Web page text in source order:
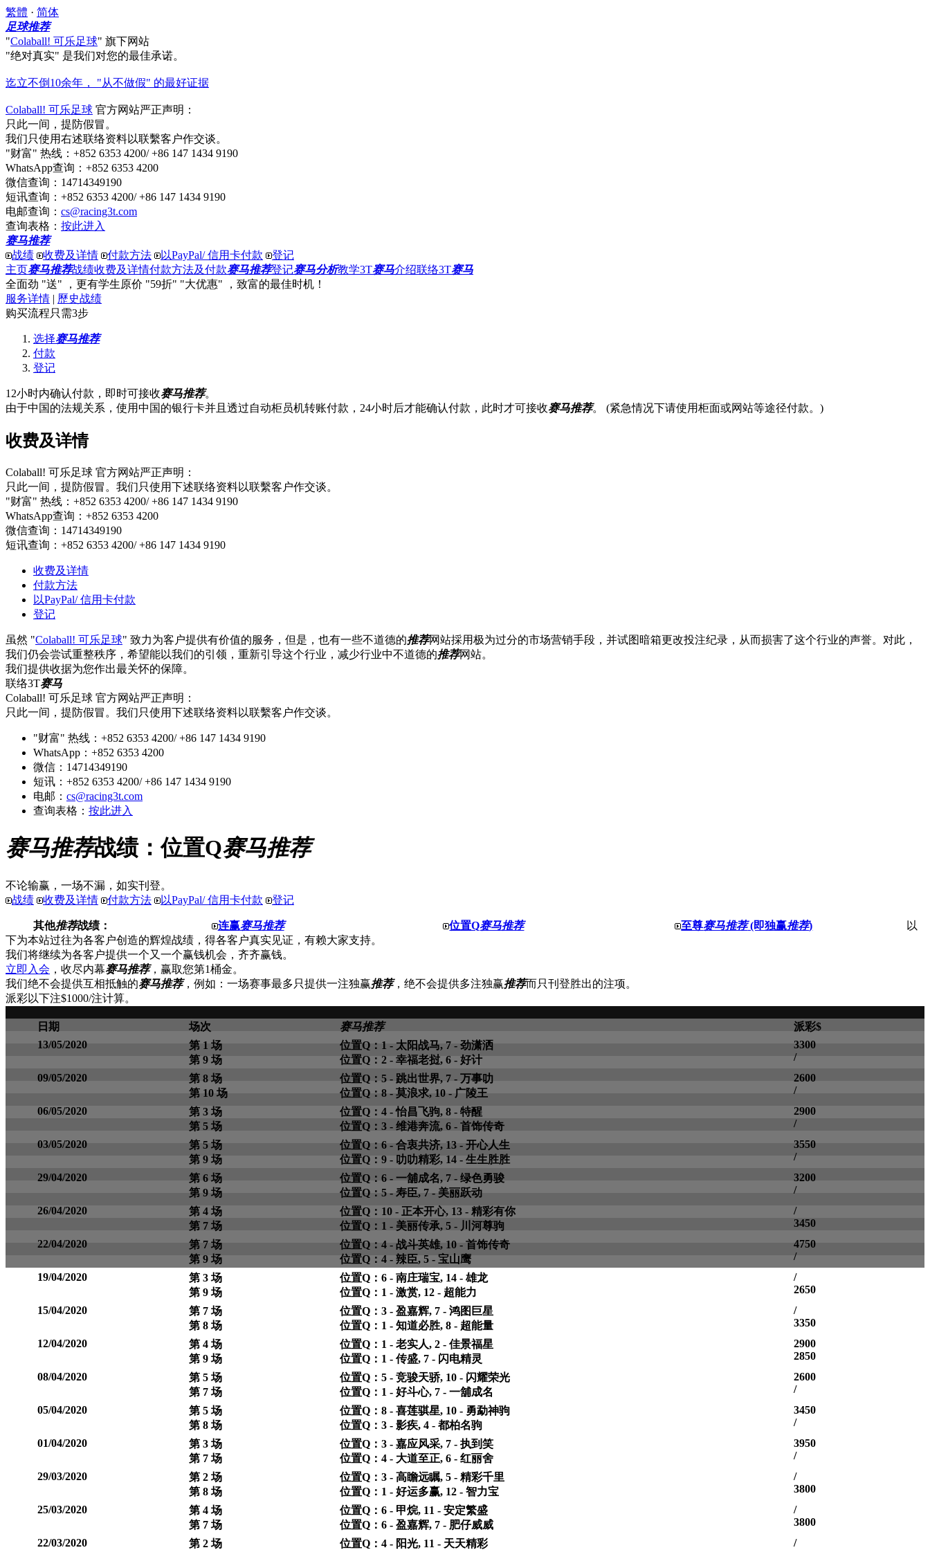
繁體 · 简体
足球推荐
"Colaball! 可乐足球" 旗下网站
"绝对真实" 是我们对您的最佳承诺。
迄立不倒10余年， "从不做假" 的最好证据
Colaball! 可乐足球 官方网站严正声明：
只此一间，提防假冒。
我们只使用右述联络资料以联繫客户作交谈。
"财富" 热线 ：+852 6353 4200/ +86 147 1434 9190
WhatsApp查询 ：+852 6353 4200
微信查询 ：14714349190
短讯查询 ：+852 6353 4200/ +86 147 1434 9190
电邮查询 ： cs@racing3t.com
查询表格 ： 按此进入
赛马推荐
战绩
收费及详情 付款方法 以PayPal/ 信用卡付款
登记
主页赛马推荐战绩收费及详情付款方法及付款赛马推荐登记赛马分析教学3T赛马介绍联络3T赛马
全面劲 "送"
，更有学生原价 "59折" "大优惠" ， 致富的最佳时机！
服务详情 | 歷史战绩
购买流程只需3步
选择赛马推荐
付款
登记
12小时内确认付款，即时可接收赛马推荐。
由于中国的法规关系，使用中国的银行卡并且透过自动柜员机转账付款，24小时后才能确认付款，此时才可接收赛马推荐。 (紧急情况下请使用柜面或网站等途径付款。)
收费及详情
Colaball! 可乐足球 官方网站严正声明：
只此一间，提防假冒。我们只使用下述联络资料以联繫客户作交谈。
"财富" 热线：+852 6353 4200/ +86 147 1434 9190
WhatsApp查询：+852 6353 4200
微信查询：14714349190
短讯查询：+852 6353 4200/ +86 147 1434 9190
收费及详情
付款方法
以PayPal/ 信用卡付款
登记
虽然 "Colaball! 可乐足球" 致力为客户提供有价值的服务，但是，也有一些不道德的推荐网站採用极为过分的市场营销手段，并试图暗箱更改投注纪录，从而损害了这个行业的声誉。对此，
我们仍会尝试重整秩序，希望能以我们的引领，重新引导这个行业，减少行业中不道德的推荐网站。
我们提供收据为您作出最关怀的保障。
联络3T赛马
Colaball! 可乐足球 官方网站严正声明：
只此一间，提防假冒。我们只使用下述联络资料以联繫客户作交谈。
"财富" 热线：+852 6353 4200/ +86 147 1434 9190
WhatsApp：+852 6353 4200
微信：14714349190
短讯：+852 6353 4200/ +86 147 1434 9190
电邮： cs@racing3t.com
查询表格： 按此进入
赛马推荐战绩：位置Q赛马推荐
不论输赢，一场不漏，如实刊登。
战绩
收费及详情 付款方法 以PayPal/ 信用卡付款 登记
其他推荐战绩： 连赢赛马推荐 位置Q赛马推荐 至尊赛马推荐(即独赢推荐)
以
下为本站过往为各客户创造的辉煌战绩，得各客户真实见证，有赖大家支持。
我们将继续为各客户提供一个又一个赢钱机会，齐齐赢钱。
立即入会 ，收尽内幕赛马推荐，赢取您第1桶金。
我们绝不会提供互相抵触的赛马推荐，例如：一场赛事最多只提供一注独赢推荐，绝不会提供多注独赢推荐而只刊登胜出的注项。
派彩以下注$1000/注计算。
日期 场次 赛马推荐
派彩$
13/05/2020
第 1 场
第 9 场
位置Q：1 - 太阳战马, 7 - 劲潇洒
位置Q：2 - 幸福老挝, 6 - 好计
3300
/
09/05/2020
第 8 场
第 10 场
位置Q：5 - 跳出世界, 7 - 万事叻
位置Q：8 - 莫浪求, 10 - 广陵王
2600
/
06/05/2020
第 3 场
第 5 场
位置Q：4 - 怡昌飞驹, 8 - 特醒
位置Q：3 - 维港奔流, 6 - 首饰传奇
2900
/
03/05/2020
第 5 场
第 9 场
位置Q：6 - 合衷共济, 13 - 开心人生
位置Q：9 - 叻叻精彩, 14 - 生生胜胜
3550
/
29/04/2020
第 6 场
第 9 场
位置Q：6 - 一舖成名, 7 - 绿色勇骏
位置Q：5 - 寿臣, 7 - 美丽跃动
3200
/
26/04/2020
第 4 场
第 7 场
位置Q：10 - 正本开心, 13 - 精彩有你
位置Q：1 - 美丽传承, 5 - 川河尊驹
/
3450
22/04/2020
第 7 场
第 9 场
位置Q：4 - 战斗英雄, 10 - 首饰传奇
位置Q：4 - 辣臣, 5 - 宝山鹰
4750
/
19/04/2020
第 3 场
第 9 场
位置Q：6 - 南庄瑞宝, 14 - 雄龙
位置Q：1 - 激赏, 12 - 超能力
/
2650
15/04/2020
第 7 场
第 8 场
位置Q：3 - 盈嘉辉, 7 - 鸿图巨星
位置Q：1 - 知道必胜, 8 - 超能量
/
3350
12/04/2020
第 4 场
第 9 场
位置Q：1 - 老实人, 2 - 佳景福星
位置Q：1 - 传盛, 7 - 闪电精灵
2900
2850
08/04/2020
第 5 场
第 7 场
位置Q：5 - 竞骏天骄, 10 - 闪耀荣光
位置Q：1 - 好斗心, 7 - 一舖成名
2600
/
05/04/2020
第 5 场
第 8 场
位置Q：8 - 喜莲骐星, 10 - 勇勐神驹
位置Q：3 - 影疾, 4 - 都柏名驹
3450
/
01/04/2020
第 3 场
第 7 场
位置Q：3 - 嘉应风采, 7 - 执到笑
位置Q：4 - 大道至正, 6 - 红丽舍
3950
/
29/03/2020
第 2 场
第 8 场
位置Q：3 - 高瞻远瞩, 5 - 精彩千里
位置Q：1 - 好运多赢, 12 - 智力宝
/
3800
25/03/2020
第 4 场
第 7 场
位置Q：6 - 甲烷, 11 - 安定繁盛
位置Q：6 - 盈嘉辉, 7 - 肥仔威威
/
3800
22/03/2020
第 2 场 位置Q：4 - 阳光, 11 - 天天精彩
/